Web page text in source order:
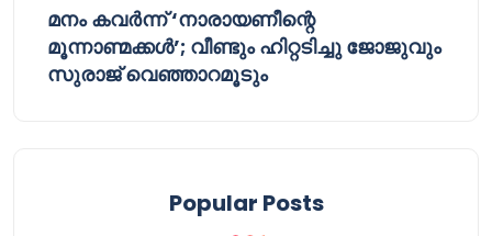
മനം കവര്‍ന്ന് ‘നാരായണീന്റെ
മൂന്നാണ്മക്കള്‍’; വീണ്ടും ഹിറ്റടിച്ചു ജോജുവും
സുരാജ് വെഞ്ഞാറമൂടും
Popular Posts